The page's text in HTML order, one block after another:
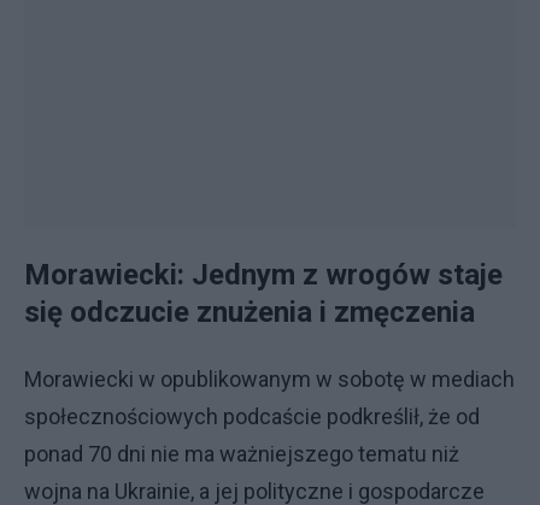
Morawiecki: Jednym z wrogów staje
się odczucie znużenia i zmęczenia
Morawiecki w opublikowanym w sobotę w mediach
społecznościowych podcaście podkreślił, że od
ponad 70 dni nie ma ważniejszego tematu niż
wojna na Ukrainie, a jej polityczne i gospodarcze